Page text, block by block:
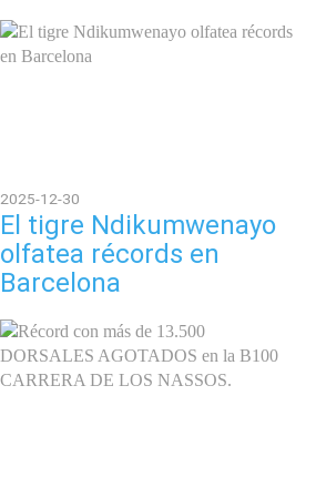
2025-12-30
El tigre Ndikumwenayo
olfatea récords en
Barcelona